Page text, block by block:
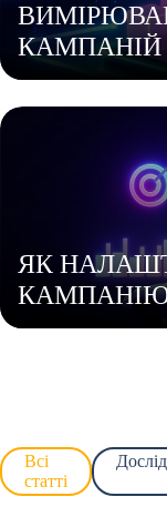
КАМПАНІЙ
ЯК
Всі
статті